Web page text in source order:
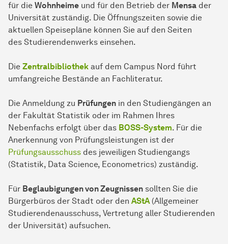
für die Wohnheime und für den Betrieb der Mensa der
Universität zuständig. Die Öffnungszeiten sowie die
aktuellen Speisepläne können Sie auf den Seiten
des Studierendenwerks einsehen.
Die Zentralbibliothek auf dem Campus Nord führt
umfangreiche Bestände an Fachliteratur.
Die Anmeldung zu Prüfungen in den Studiengängen an
der Fakultät Statistik oder im Rahmen Ihres
Nebenfachs erfolgt über das BOSS-System. Für die
Anerkennung von Prüfungsleistungen ist der
Prüfungsausschuss des jeweiligen Studiengangs
(Statistik, Data Science, Econometrics) zuständig.
Für Beglaubigungen von Zeugnissen sollten Sie die
Bürgerbüros der Stadt oder den AStA(Allgemeiner
Studierendenausschuss, Vertretung aller Studierenden
der Universität) aufsuchen.